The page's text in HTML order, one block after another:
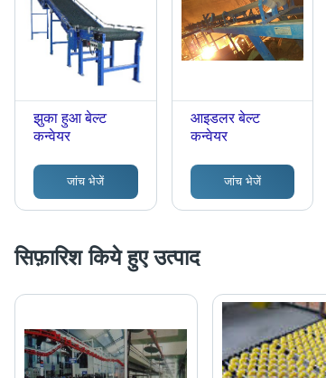
झुका हुआ बेल्ट
कन्वेयर
जांच भेजें
आइडलर बेल्ट
कन्वेयर
जांच भेजें
सिफ़ारिश किये हुए उत्पाद